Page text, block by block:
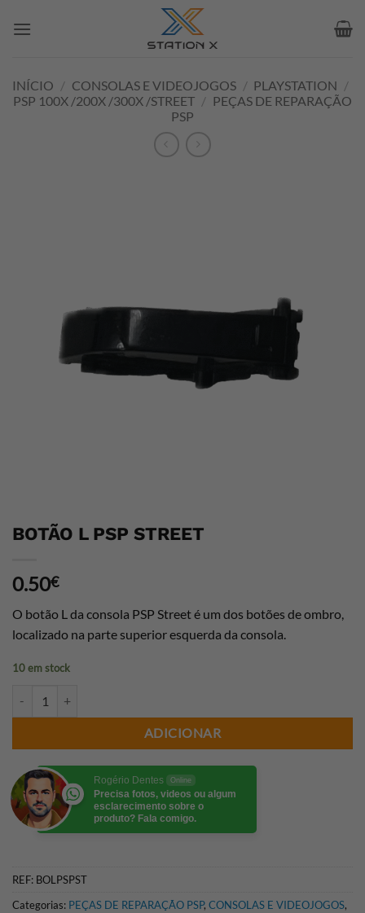
INÍCIO / CONSOLAS E VIDEOJOGOS / PLAYSTATION /
PSP 100X /200X /300X /STREET / PEÇAS DE REPARAÇÃO
PSP
BOTÃO L PSP STREET
0.50€
O botão L da consola PSP Street é um dos botões de ombro,
localizado na parte superior esquerda da consola.
10 em stock
ADICIONAR
Rogério Dentes Online
Precisa fotos, videos ou algum
esclarecimento sobre o
produto? Fala comigo.
REF: BOLPSPST
Categorias: PEÇAS DE REPARAÇÃO PSP, CONSOLAS E VIDEOJOGOS,